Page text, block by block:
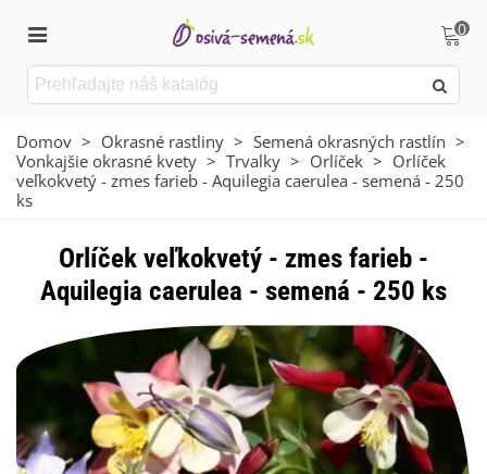
0
Domov > Okrasné rastliny > Semená okrasných rastlín >
Vonkajšie okrasné kvety > Trvalky > Orlíček > Orlíček
veľkokvetý - zmes farieb - Aquilegia caerulea - semená - 250
ks
Orlíček veľkokvetý - zmes farieb -
Aquilegia caerulea - semená - 250 ks